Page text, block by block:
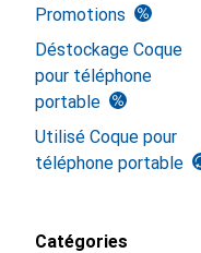
Promotions
Déstockage Coque
pour téléphone
portable
Utilisé Coque pour
téléphone portable
Catégories